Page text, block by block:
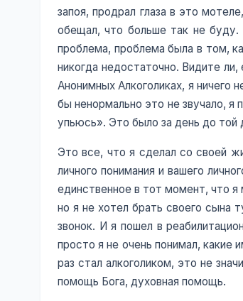
запоя, продрал глаза в это
обещал, что больше так не
проблема, проблема была в том,
никогда недостаточно. Видите
Анонимных Алкоголиках, я ничего
бы ненормально это не звучало, я
упьюсь». Это было за день до той
Это все, что я сделал со своей
личного понимания и вашего
единственное в тот момент, что
но я не хотел брать своего сына
звонок. И я пошел в
просто я не очень понимал, какие
раз стал алкоголиком, это не
помощь Бога, духовная помощь.